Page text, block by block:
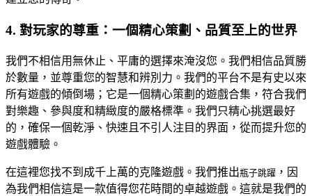
4. 對玩家的尊重：一個精心策劃、品質至上的世界
我們不相信用無休止、平庸的選擇來淹沒您。我們相信品質勝
於數量，並尊重您的智慧和辨別力。我們的平台不是有史以來
所有遊戲的傾倒場；它是一個精心策劃的遊戲合集，符合我們
對樂趣、參與度和精緻度的嚴格標準。我們只精心挑選最好
的，確保一個乾淨、快速且不引人注目的界面，從而提升您的
遊戲體驗。
在這裡您找不到成千上萬的克隆遊戲。我們推出瓶子跳躍 ，因
為我們相信這是一款值得您花時間的卓越遊戲。這就是我們的